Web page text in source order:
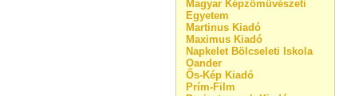
Magyar Képzőművészeti
Egyetem
Martinus Kiadó
Maximus Kiadó
Napkelet Bölcseleti Iskola
Oander
Ős-Kép Kiadó
Prím-Film